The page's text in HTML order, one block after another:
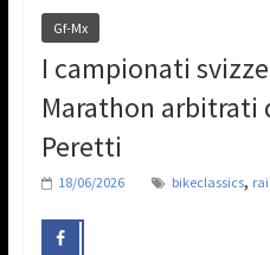
Gf-Mx
I campionati
Marathon arbitrati
Peretti
18/06/2026 bikeclassics,